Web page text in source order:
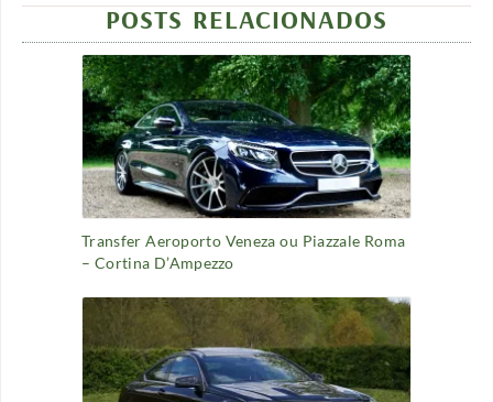
POSTS RELACIONADOS
Transfer Aeroporto Veneza ou Piazzale Roma
– Cortina D’Ampezzo